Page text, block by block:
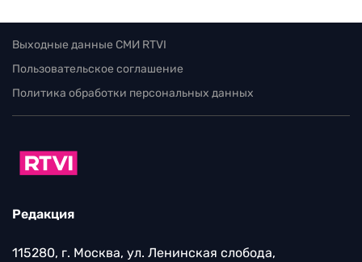
Выходные данные СМИ RTVI
Пользовательское соглашение
Политика обработки персональных данных
Редакция
115280, г. Москва, ул. Ленинская слобода,